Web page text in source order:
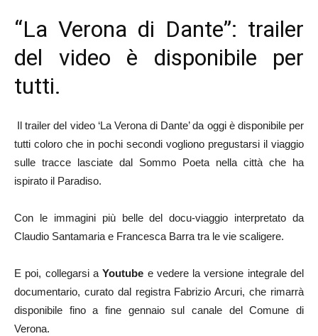
“La Verona di Dante”: trailer
del video è disponibile per
tutti.
Il trailer del video ‘La Verona di Dante’ da oggi è disponibile per
tutti coloro che in pochi secondi vogliono pregustarsi il viaggio
sulle tracce lasciate dal Sommo Poeta nella città che ha
ispirato il Paradiso.
Con le immagini più belle del docu-viaggio interpretato da
Claudio Santamaria e Francesca Barra tra le vie scaligere.
E poi, collegarsi aYoutube e vedere la versione integrale del
documentario, curato dal registra Fabrizio Arcuri, che rimarrà
disponibile fino a fine gennaio sul canale del Comune di
Verona.